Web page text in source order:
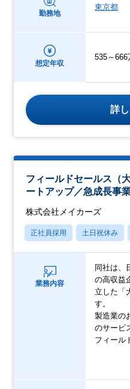
勤務地
東京都
想定年収
535～666
詳
フィールドセールス（
ートアップ／急成長事
株式会社メイカーズ
正社員採用 土日祝休み
業務内容
同社は、
の高収益
立した「
す。
製造業の
のサービ
フィール